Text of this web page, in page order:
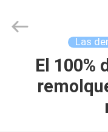
HOGAR
Las
El 100%